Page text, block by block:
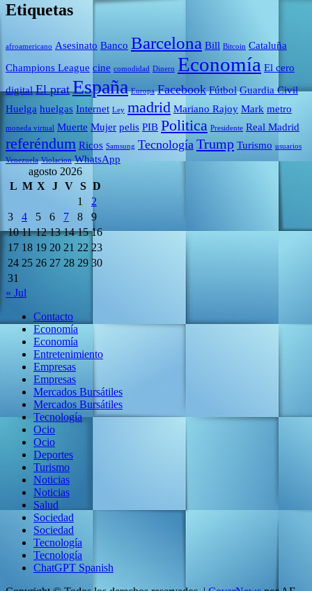
Etiquetas
afroamericano Asesinato Banco Barcelona Bill Bitcoin Cataluña
Champions League cine comodidad Dinero Economía El cero
digital El prat España Europa Facebook Fútbol Guardia Civil
Huelga huelgas Internet Ley madrid Mariano Rajoy Mark metro
moneda virtual Muerte Mujer pelis PIB Politica Presidente Real Madrid
referéndum Ricos Samsung Tecnología Trump Turismo usuarios
Venezuela Violacion WhatsApp
agosto 2026
L M X J V S D
1
2
3
4 5 6 7 8
9
10 11 12 13 14 15 16
17 18 19 20 21 22 23
24 25 26 27 28 29 30
31
« Jul
Contacto
Economía
Economía
Entretenimiento
Empresas
Empresas
Mercados Bursátiles
Mercados Bursátiles
Tecnología
Ocio
Ocio
Deportes
Turismo
Noticias
Noticias
Salud
Sociedad
Sociedad
Tecnología
Tecnología
ChatGPT Spanish